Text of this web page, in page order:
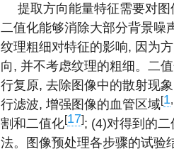
提取方向能量特征需要对
二值化能够消除大部分背景噪
纹理粗细对特征的影响, 因为
向, 并不考虑纹理的粗细。二
行复原, 去除图像中的散射现象
行滤波, 增强图像的血管区域[1
割和二值化[17]; (4)对得到的
法。图像预处理各步骤的试验